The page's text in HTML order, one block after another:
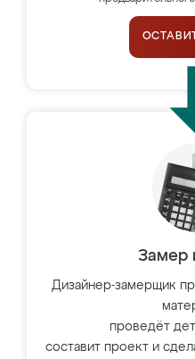
Замер
Дизайнер-замерщик
проведёт
составит проект и